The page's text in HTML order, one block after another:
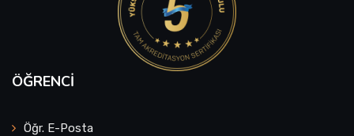
ÖĞRENCI
Öğr. E-Posta